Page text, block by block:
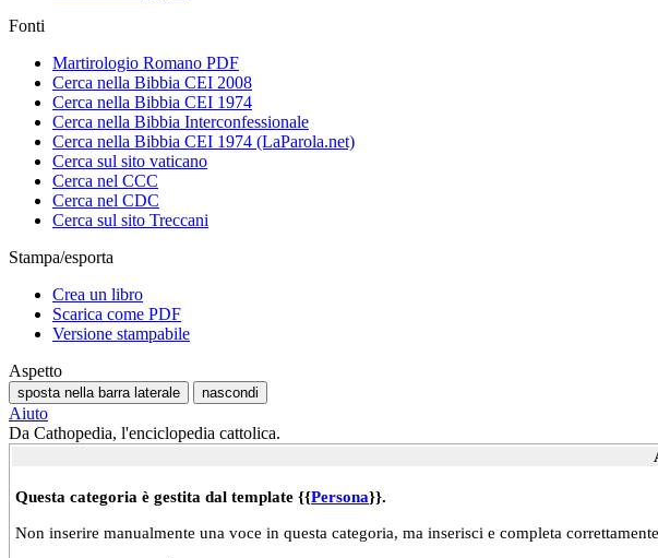
Fonti
Martirologio Romano PDF
Cerca nella Bibbia CEI 2008
Cerca nella Bibbia CEI 1974
Cerca nella Bibbia Interconfessionale
Cerca nella Bibbia CEI 1974 (LaParola.net)
Cerca sul sito vaticano
Cerca nel CCC
Cerca nel CDC
Cerca sul sito Treccani
Stampa/esporta
Crea un libro
Scarica come PDF
Versione stampabile
Aspetto
sposta nella barra laterale nascondi
Aiuto
Da Cathopedia, l'enciclopedia cattolica.
Questa categoria è gestita dal template {{Persona}}.
Non inserire manualmente una voce in questa categoria, ma inserisci e completa